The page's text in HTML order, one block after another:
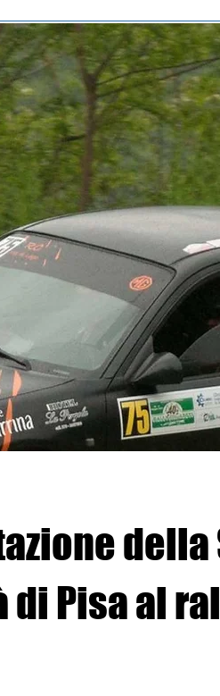
della
di Pisa al